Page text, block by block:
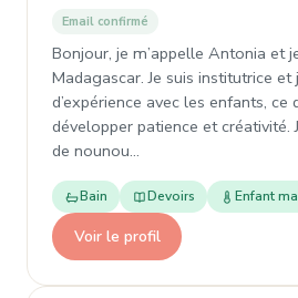
Email confirmé
Bonjour, je m’appelle Antonia et
Madagascar. Je suis institutrice et
d’expérience avec les enfants, ce
développer patience et créativité.
de nounou…
Bain Devoirs Enfant
Voir le profil